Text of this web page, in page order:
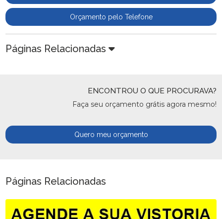
Orçamento pelo Telefone
Páginas Relacionadas
ENCONTROU O QUE PROCURAVA?
Faça seu orçamento grátis agora mesmo!
Quero meu orçamento
Páginas Relacionadas